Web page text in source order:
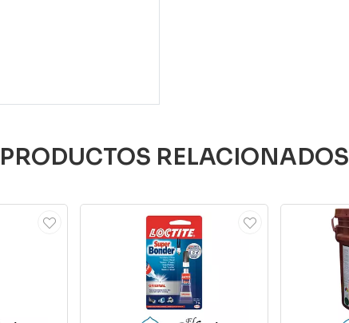
PRODUCTOS RELACIONADOS